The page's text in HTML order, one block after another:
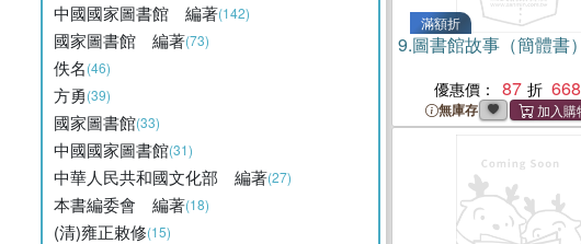
中國國家圖書館 編著(142)
國家圖書館 編著(73)
佚名(46)
方勇(39)
國家圖書館(33)
中國國家圖書館(31)
中華人民共和國文化部 編著(27)
本書編委會 編著(18)
(清)雍正敕修(15)
滿額折
9.圖書館故事（簡體書）
優惠價： 87 668
無庫存